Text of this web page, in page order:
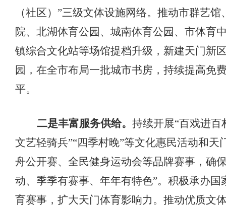
（社区）”三级文体设施网络。推动市群艺馆
院、北湖体育公园、城南体育公园、市体育
镇综合文化站等场馆提档升级，新建天门新
园，在全市布局一批城市书房，持续提高免
平。
二是丰富服务供给。 持续开展“百戏进百
文艺轻骑兵”“四季村晚”等文化惠民活动和天
舟公开赛、全民健身运动会等品牌赛事，确
动、季季有赛事、年年有特色”。积极承办国
育赛事，扩大天门体育影响力。推动优质文